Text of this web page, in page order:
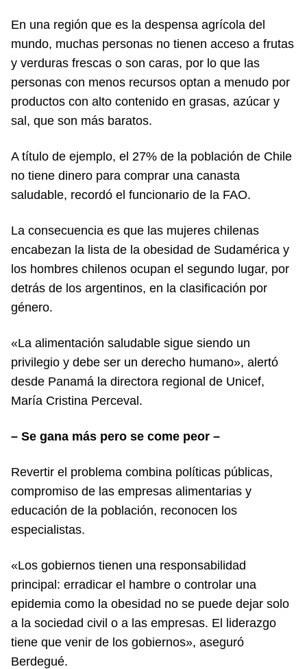
En una región que es la despensa agrícola del
mundo, muchas personas no tienen acceso a frutas
y verduras frescas o son caras, por lo que las
personas con menos recursos optan a menudo por
productos con alto contenido en grasas, azúcar y
sal, que son más baratos.
A título de ejemplo, el 27% de la población de Chile
no tiene dinero para comprar una canasta
saludable, recordó el funcionario de la FAO.
La consecuencia es que las mujeres chilenas
encabezan la lista de la obesidad de Sudamérica y
los hombres chilenos ocupan el segundo lugar, por
detrás de los argentinos, en la clasificación por
género.
«La alimentación saludable sigue siendo un
privilegio y debe ser un derecho humano», alertó
desde Panamá la directora regional de Unicef,
María Cristina Perceval.
– Se gana más pero se come peor –
Revertir el problema combina políticas públicas,
compromiso de las empresas alimentarias y
educación de la población, reconocen los
especialistas.
«Los gobiernos tienen una responsabilidad
principal: erradicar el hambre o controlar una
epidemia como la obesidad no se puede dejar solo
a la sociedad civil o a las empresas. El liderazgo
tiene que venir de los gobiernos», aseguró
Berdegué.